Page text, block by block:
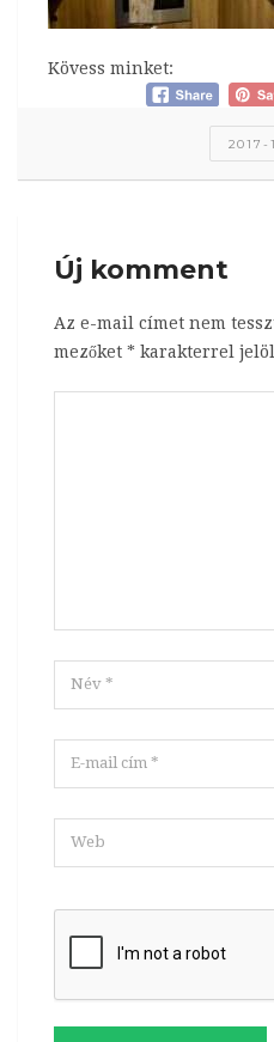
Kövess minket:
2017-
Új komment
Az e-mail címet nem
mezőket * karakterrel